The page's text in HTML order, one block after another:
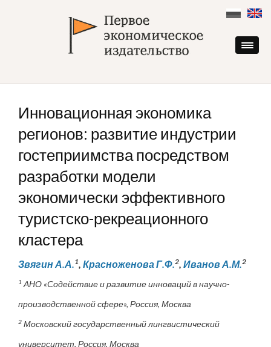
content
Инновационная экономика
регионов: развитие индустрии
гостеприимства посредством
разработки модели
экономически эффективного
туристско-рекреационного
кластера
Звягин А.А.1, Красноженова Г.Ф.2, Иванов А.М.2
1 АНО «Содействие и развитие инноваций в научно-
производственной сфере», Россия, Москва
2 Московский государственный лингвистический
университет, Россия, Москва